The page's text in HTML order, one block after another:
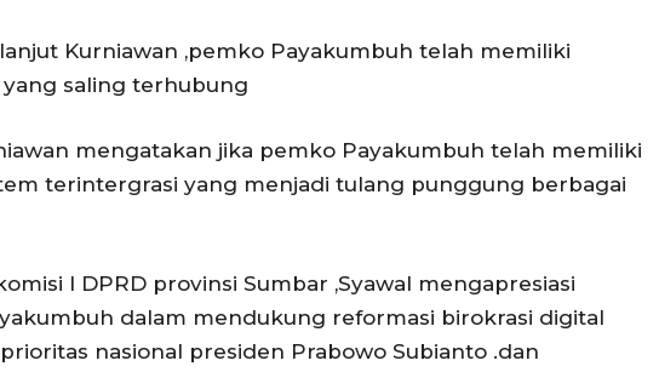
Kurniawan ,pemko Payakumbuh telah memiliki
saling terhubung
mengatakan jika pemko Payakumbuh telah memiliki
terintergrasi yang menjadi tulang punggung berbagai
I DPRD provinsi Sumbar ,Syawal mengapresiasi
dalam mendukung reformasi birokrasi digital
nasional presiden Prabowo Subianto .dan